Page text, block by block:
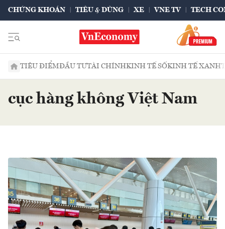
CHỨNG KHOÁN TIÊU & DÙNG XE VNE TV TECH
TIÊU ĐIỂMĐẦU TƯTÀI CHÍNHKINH TẾ SỐKINH TẾ XANH
cục hàng không Việt Nam